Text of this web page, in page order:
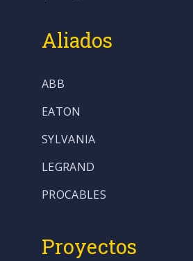
Aliados
ABB
EATON
SYLVANIA
LEGRAND
PROCABLES
Proyectos